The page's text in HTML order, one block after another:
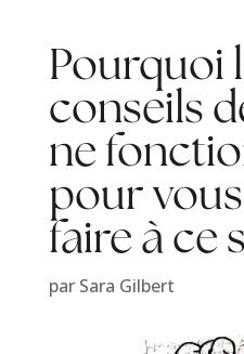
Pourquoi
conseils
ne
pour
faire à ce
par Sara Gilbert